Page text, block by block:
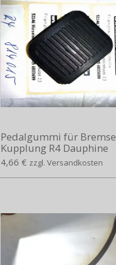
Pedalgummi für Bremse
Kupplung R4 Dauphine
4,66 € zzgl. Versandkosten